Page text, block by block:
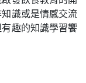
識或是情感交流
趣的知識學習饗